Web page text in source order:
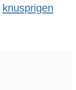
knusprigen